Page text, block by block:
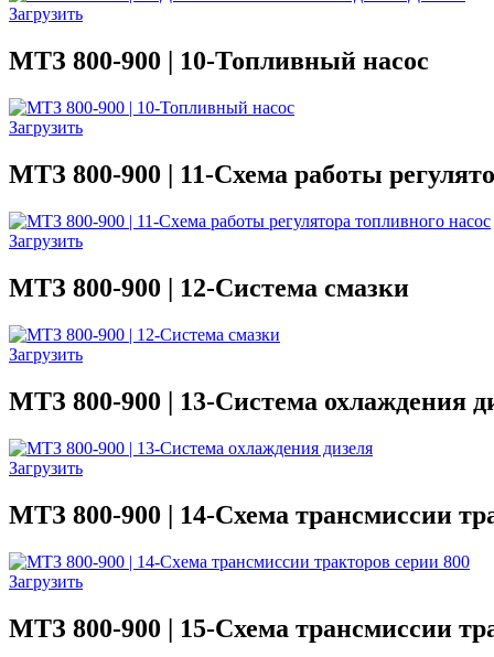
Загрузить
МТЗ 800-900 | 10-Топливный насос
Загрузить
МТЗ 800-900 | 11-Схема работы
Загрузить
МТЗ 800-900 | 12-Система смазки
Загрузить
МТЗ 800-900 | 13-Система охлаждения
Загрузить
МТЗ 800-900 | 14-Схема трансмиссии
Загрузить
МТЗ 800-900 | 15-Схема трансмиссии